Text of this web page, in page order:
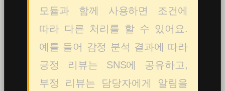
모듈과 함께 사용하면 조건에
따라 다른 처리를 할 수 있어요.
예를 들어 감정 분석 결과에 따라
긍정 리뷰는 SNS에 공유하고,
부정 리뷰는 담당자에게 알림을